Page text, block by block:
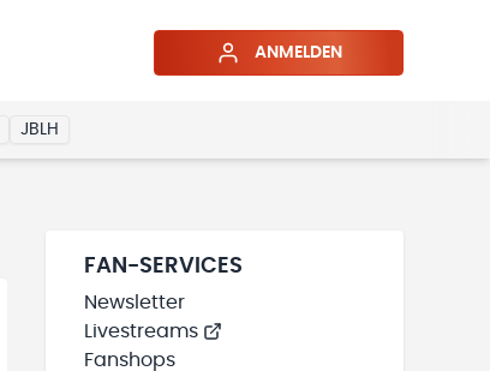
ANMELDEN
JBLH
FAN-SERVICES
Newsletter
Livestreams
Fanshops